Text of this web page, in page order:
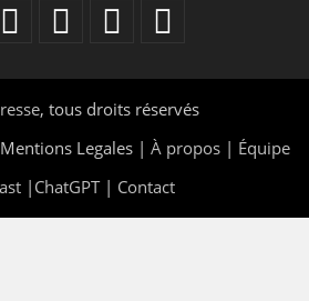
, tous droits réservés
Legales | À propos | Équipe
| ChatGPT| Contact